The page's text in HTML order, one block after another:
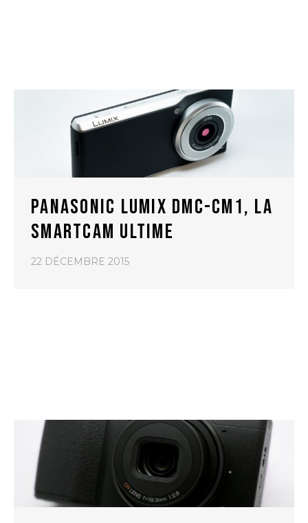
PANASONIC LUMIX DMC-CM1, LA
SMARTCAM ULTIME
22 DÉCEMBRE 2015